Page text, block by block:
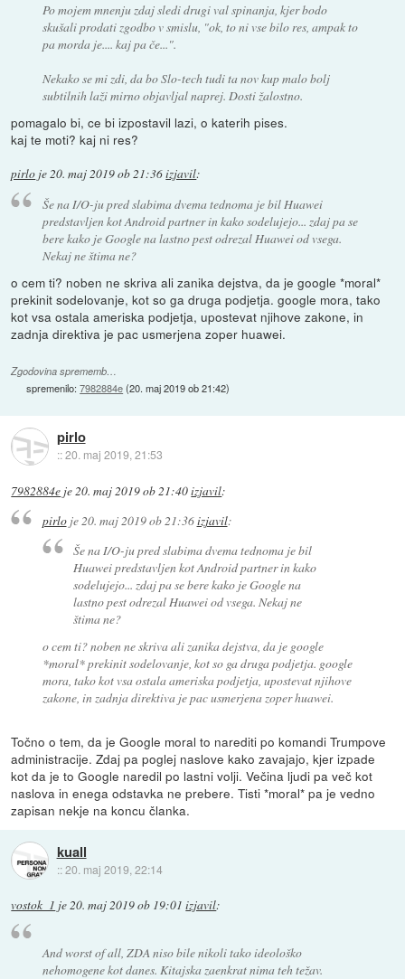
Po mojem mnenju zdaj sledi drugi val spinanja, kjer bodo
skušali prodati zgodbo v smislu, "ok, to ni vse bilo res, ampak to
pa morda je.... kaj pa če...".
Nekako se mi zdi, da bo Slo-tech tudi ta nov kup malo bolj
subtilnih laži mirno objavljal naprej. Dosti žalostno.
pomagalo bi, ce bi izpostavil lazi, o katerih pises.
kaj te moti? kaj ni res?
pirlo je20. maj 2019 ob 21:36izjavil:
Še na I/O-ju pred slabima dvema tednoma je bil Huawei
predstavljen kot Android partner in kako sodelujejo... zdaj pa se
bere kako je Google na lastno pest odrezal Huawei od vsega.
Nekaj ne štima ne?
o cem ti? noben ne skriva ali zanika dejstva, da je google *moral*
prekinit sodelovanje, kot so ga druga podjetja. google mora, tako
kot vsa ostala ameriska podjetja, upostevat njihove zakone, in
zadnja direktiva je pac usmerjena zoper huawei.
Zgodovina sprememb…
spremenilo:7982884e(20. maj 2019 ob 21:42)
pirlo
::20. maj 2019, 21:53
7982884e je20. maj 2019 ob 21:40izjavil:
pirloje20. maj 2019 ob 21:36izjavil:
Še na I/O-ju pred slabima dvema tednoma je bil
Huawei predstavljen kot Android partner in kako
sodelujejo... zdaj pa se bere kako je Google na
lastno pest odrezal Huawei od vsega. Nekaj ne
štima ne?
o cem ti? noben ne skriva ali zanika dejstva, da je google
*moral* prekinit sodelovanje, kot so ga druga podjetja. google
mora, tako kot vsa ostala ameriska podjetja, upostevat njihove
zakone, in zadnja direktiva je pac usmerjena zoper huawei.
Točno o tem, da je Google moral to narediti po komandi Trumpove
administracije. Zdaj pa poglej naslove kako zavajajo, kjer izpade
kot da je to Google naredil po lastni volji. Večina ljudi pa več kot
naslova in enega odstavka ne prebere. Tisti *moral* pa je vedno
zapisan nekje na koncu članka.
kuall
::20. maj 2019, 22:14
vostok_1 je20. maj 2019 ob 19:01 izjavil:
And worst of all, ZDA niso bile nikoli tako ideološko
nehomogene kot danes. Kitajska zaenkrat nima teh težav.